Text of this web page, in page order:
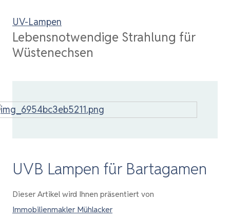
UV-Lampen
Lebensnotwendige Strahlung für
Wüstenechsen
UVB Lampen für Bartagamen
Dieser Artikel wird Ihnen präsentiert von
Immobilienmakler Mühlacker